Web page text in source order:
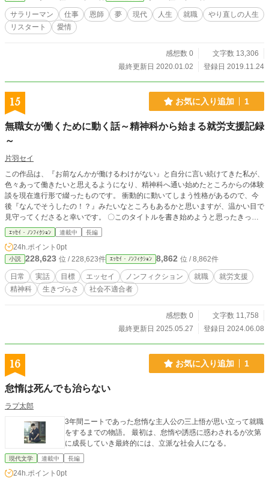
サラリーマン 仕事 恩師 夢 現代 人生 就職
やり直しの人生
リスタート
愛情
感想数 0
文字数 13,306
最終更新日 2020.01.02
登録日 2019.11.24
15 お気に入り追加 1
無職女が働くために動く話～精神科から始まる就労支援記録
～
片羽セイ
この作品は、『お前なんかが働けるわけがない』と自分に言い続けてきた私が、
色々あって働きたいと思えるようになり、精神科へ通い始めたところからの体験
談を現在進行形で綴ったものです。 衝動的に動いてしまう性格があるので、今
後『なんでそうしたの！？』みたいなところもあるかと思いますが、温かい目で
見守ってくださると幸いです。 〇このタイトルを書き始めようと思ったきっか
け ・自分の体験談が、これから精神科や就労について考える人の役に立つかも
しれないと思ったこと。 ・現状を客観的に見るきっかけが欲しいという気持ち
から、書き始めました。 現在進行形で書くので更新は遅くなるかと思います。
その間、皆さんの現状や生きるための知恵、みたいなものをコメントに書いてく
ださると嬉しいです。 コメントは随時読みますし、返信出来たらさせてもらい
ます。 〇このタイトルを読むにあたってお願いがあります。 『〇〇すべき』や
『✕✕は非常識』など、価値観を押し付けるようなコメントは控えていただきた
ごさせてもらっていることは分かっていますが、これはお互いに了承を得たうえ
で成り立っていますので、ご理解ください （詳しくは本文で書きます）。 むし
になっている人たちを安心させたいという気持ちがあります。 私自身、できな
いことがたくさんあります。 それでいて、すぐに他人の言動に左右されるし、
たくさん劣等感とか『自分駄目だな』とか思ってきました。 きっと、私自身が
一番自分を見下しています。無価値だと感じています。 それでもなんとか生き
ようとする私を文章に残すことで、今自分に価値が無いと思っている誰かが、少
しでも『あぁ、こんな人間も生息しているんだな』とホッとしてもらえたら嬉し
いです。 ……なんて殊勝なことを言うつもりはありませんが、気楽に読んでく
ださい。 堅苦しいのは苦手なのでございマツボックリ←。 ※1他所様へご迷惑
が掛かることを避けるため、施設名や氏名は伏せさせていただきます。 ※2状況
の進行具合によっては更新が遅い、もしくは更新の打ち切りとなる可能性が否定
できません。その場合は都度ご報告するつもりではありますが、あらかじめご了
承ください。
ｴｯｾｲ・ﾉﾝﾌｨｸｼｮﾝ 連載中 長編
24h.ポイント 0pt
小説 228,623 位 / 228,623件 ｴｯｾｲ・ﾉﾝﾌｨｸｼｮﾝ 8,862 位 / 8,862件
日常 実話 目標 エッセイ ノンフィクション 就職
就労支援
精神科
生きづらさ 社会不適合者
感想数 0
文字数 11,758
最終更新日 2025.05.27
登録日 2024.06.08
16 お気に入り追加 1
怠惰は死んでも治らない
ラプ太郎
3年間ニートであった怠惰な主人公の三上悟が思い立って就職
をするまでの物語。 最初は、怠惰や誘惑に惑わされるが次第
に成長していき最終的には、立派な社会人になる。
現代文学 連載中 長編
24h.ポイント 0pt